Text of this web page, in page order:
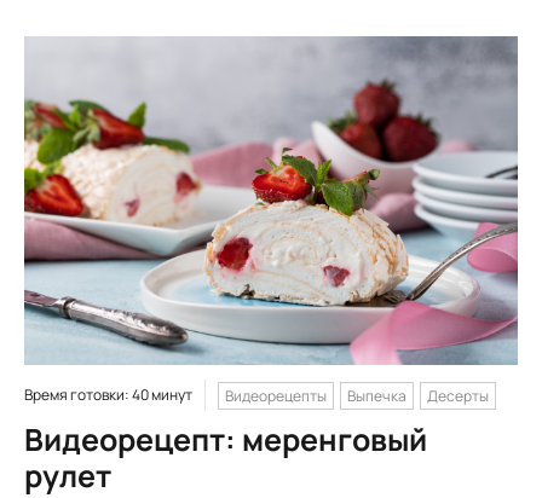
Время готовки: 40 минут Видеорецепты Выпечка Десерты
Видеорецепт: меренговый
рулет